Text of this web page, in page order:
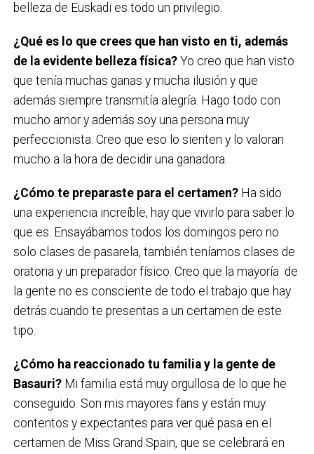
belleza de Euskadi es todo un privilegio.
¿Qué es lo que crees que han visto en ti, además
de la evidente belleza física?Yo creo que han visto
que tenía muchas ganas y mucha ilusión y que
además siempre transmitía alegría. Hago todo con
mucho amor y además soy una persona muy
perfeccionista. Creo que eso lo sienten y lo valoran
mucho a la hora de decidir una ganadora.
¿Cómo te preparaste para el certamen?Ha sido
una experiencia increíble, hay que vivirlo para saber lo
que es. Ensayábamos todos los domingos pero no
solo clases de pasarela, también teníamos clases de
oratoria y un preparador físico. Creo que la mayoría de
la gente no es consciente de todo el trabajo que hay
detrás cuando te presentas a un certamen de este
tipo.
¿Cómo ha reaccionado tu familia y la gente de
Basauri?Mi familia está muy orgullosa de lo que he
conseguido. Son mis mayores fans y están muy
contentos y expectantes para ver qué pasa en el
certamen de Miss Grand Spain, que se celebrará en